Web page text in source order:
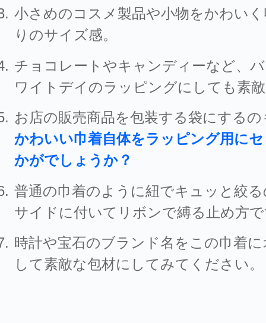
小さめのコスメ製品や小物をかわい
りのサイズ感。
チョコレートやキャンディーなど、
ワイトデイのラッピングにしても素
お店の販売商品を包装する袋にする
かわいい巾着自体をラッピング用に
かがでしょうか？
普通の巾着のように紐でキュッと絞
サイドに付いてリボンで縛る止め方
時計や宝石のブランド名をこの巾着
して素敵な包材にしてみてください。